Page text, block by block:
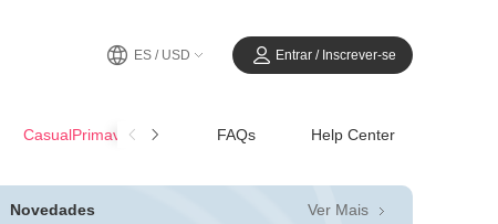
ES / USD Entrar / Inscrever-se
CasualPrimavera-Verano FAQs Help Center
Novedades Ver Mais 